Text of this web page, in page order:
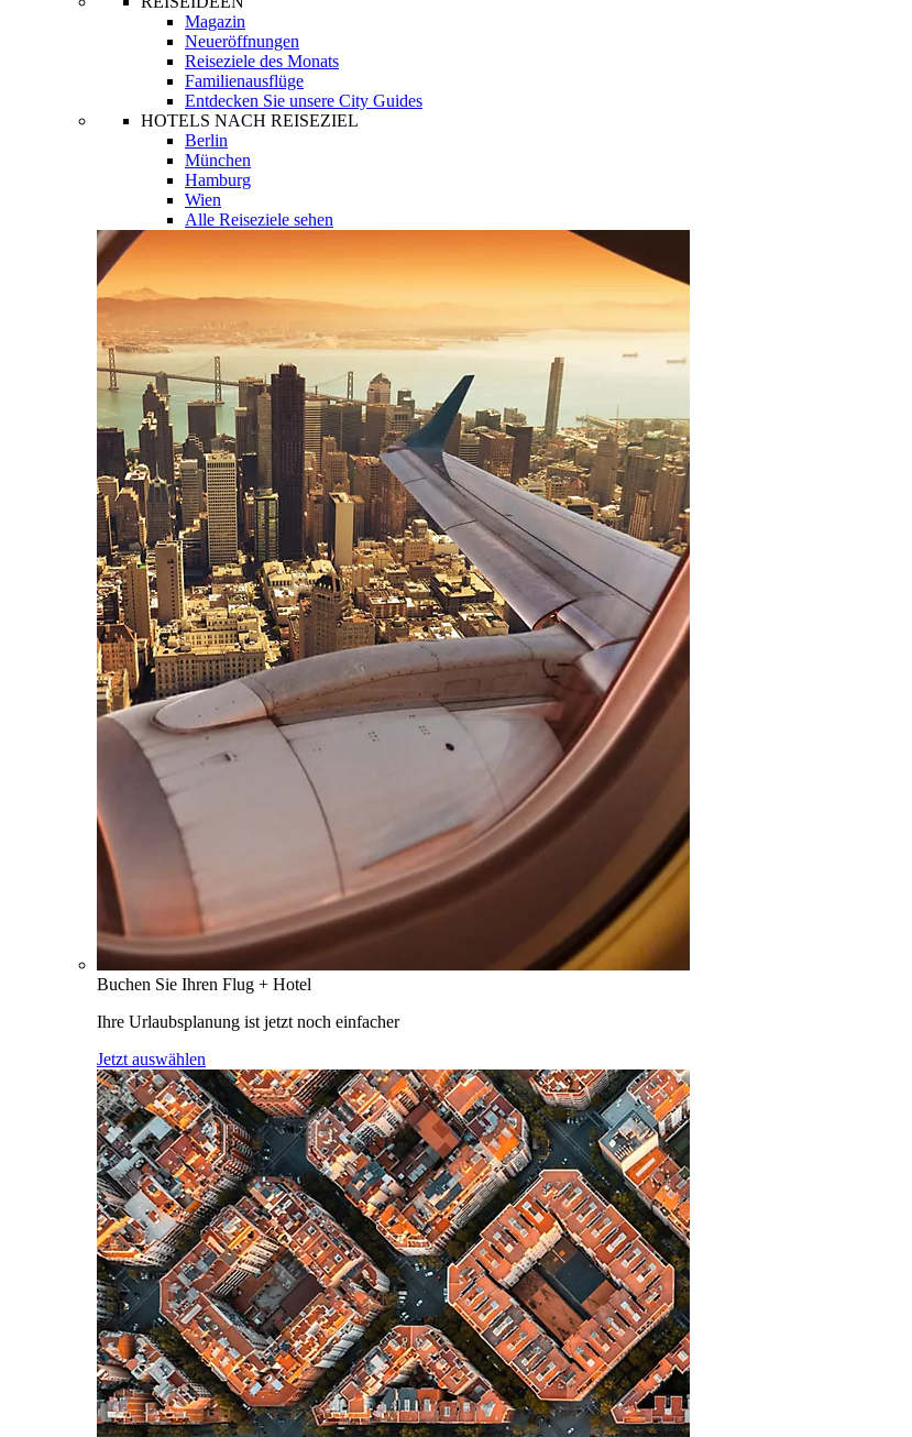
Magazin
Neueröffnungen
Reiseziele des Monats
Familienausflüge
Entdecken Sie unsere City Guides
HOTELS NACH REISEZIEL
Berlin
München
Hamburg
Wien
Alle Reiseziele sehen
Buchen Sie Ihren Flug + Hotel
Ihre Urlaubsplanung ist jetzt noch einfacher
Jetzt auswählen